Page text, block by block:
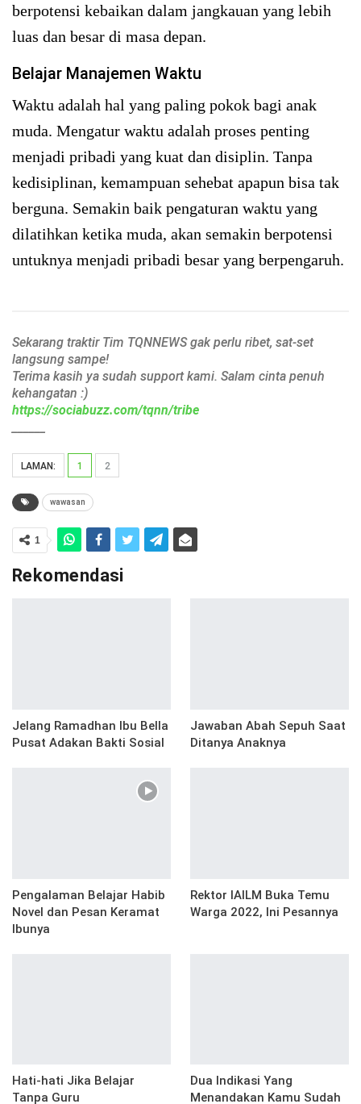
berpotensi kebaikan dalam jangkauan yang lebih
luas dan besar di masa depan.
Belajar Manajemen Waktu
Waktu adalah hal yang paling pokok bagi anak
muda. Mengatur waktu adalah proses penting
menjadi pribadi yang kuat dan disiplin. Tanpa
kedisiplinan, kemampuan sehebat apapun bisa tak
berguna. Semakin baik pengaturan waktu yang
dilatihkan ketika muda, akan semakin berpotensi
untuknya menjadi pribadi besar yang berpengaruh.
Sekarang traktir Tim TQNNEWS gak perlu ribet, sat-set
langsung sampe!
Terima kasih ya sudah support kami. Salam cinta penuh
kehangatan :)
https://sociabuzz.com/tqnn/tribe
LAMAN: 1 2
wawasan
1
Rekomendasi
Jelang Ramadhan Ibu Bella
Pusat Adakan Bakti Sosial
Jawaban Abah Sepuh Saat
Ditanya Anaknya
Pengalaman Belajar Habib
Novel dan Pesan Keramat
Ibunya
Rektor IAILM Buka Temu
Warga 2022, Ini Pesannya
Hati-hati Jika Belajar
Tanpa Guru
Dua Indikasi Yang
Menandakan Kamu Sudah